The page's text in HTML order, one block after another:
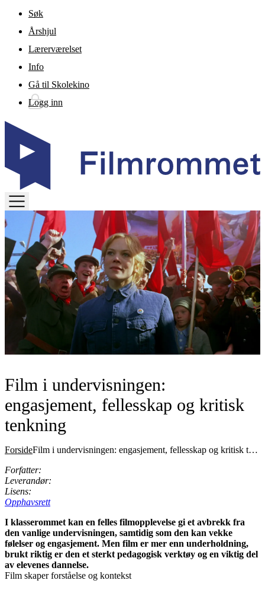
Gå til hovedinnhold
Søk
Årshjul
Lærerværelset
Info
Gå til Skolekino
Logg inn
TOGGLE
MENU
Film i undervisningen:
engasjement, fellesskap og kritisk
tenkning
Forside
Film i undervisningen: engasjement, fellesskap og kritisk tenkning
Forfatter:
Leverandør:
Lisens:
Opphavsrett
I klasserommet kan en felles filmopplevelse gi et avbrekk fra
den vanlige undervisningen, samtidig som den kan vekke
følelser og engasjement. Men film er mer enn underholdning,
brukt riktig er den et sterkt pedagogisk verktøy og en viktig del
av elevenes dannelse.
Film skaper forståelse og kontekst